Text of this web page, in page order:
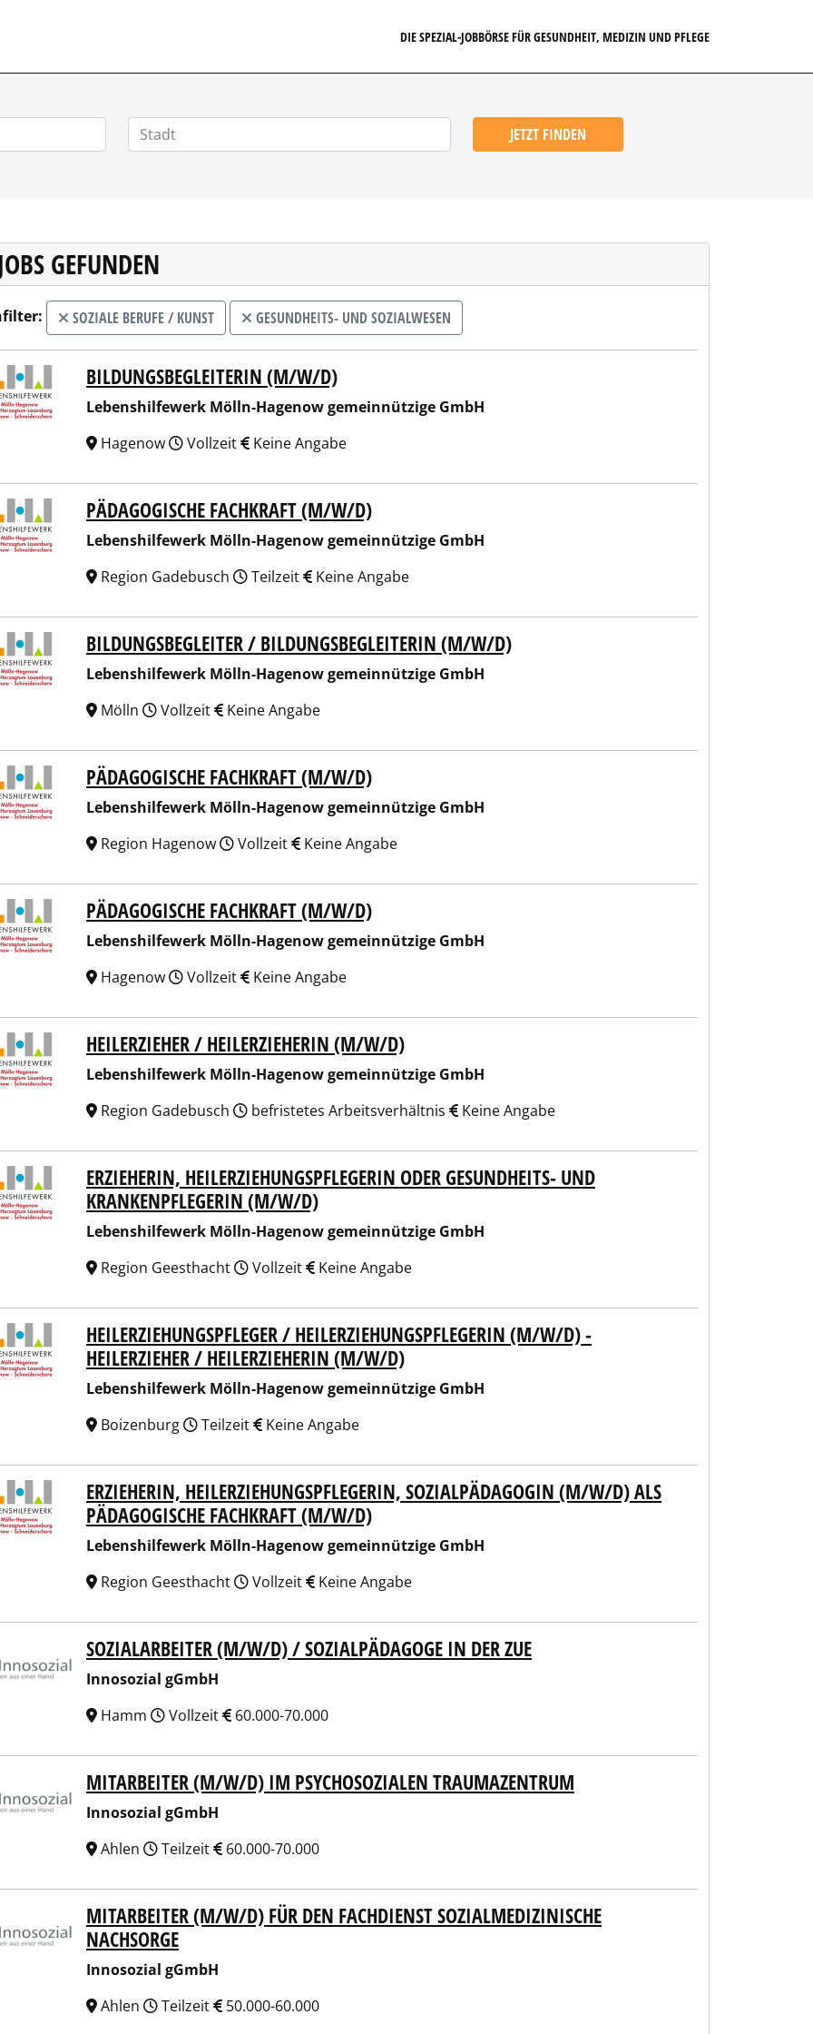
DIE SPEZIAL-JOBBÖRSE FÜR GESUNDHEIT, MEDIZIN UND PFLEGE
JETZT FINDEN
GEFUNDEN
SOZIALE BERUFE / KUNST GESUNDHEITS- UND SOZIALWESEN
Mölln-Hagenow gemeinnützige GmbH
BILDUNGSBEGLEITERIN (M/W/D)
Lebenshilfewerk Mölln-Hagenow gemeinnützige GmbH
Hagenow
Vollzeit Keine Angabe
Mölln-Hagenow gemeinnützige GmbH
PÄDAGOGISCHE FACHKRAFT (M/W/D)
Lebenshilfewerk Mölln-Hagenow gemeinnützige GmbH
Region Gadebusch
Teilzeit Keine Angabe
Mölln-Hagenow gemeinnützige GmbH
BILDUNGSBEGLEITER / BILDUNGSBEGLEITERIN (M/W/D)
Lebenshilfewerk Mölln-Hagenow gemeinnützige GmbH
Mölln
Vollzeit Keine Angabe
Mölln-Hagenow gemeinnützige GmbH
PÄDAGOGISCHE FACHKRAFT (M/W/D)
Lebenshilfewerk Mölln-Hagenow gemeinnützige GmbH
Region Hagenow
Vollzeit Keine Angabe
Mölln-Hagenow gemeinnützige GmbH
PÄDAGOGISCHE FACHKRAFT (M/W/D)
Lebenshilfewerk Mölln-Hagenow gemeinnützige GmbH
Hagenow
Vollzeit Keine Angabe
Mölln-Hagenow gemeinnützige GmbH
HEILERZIEHER / HEILERZIEHERIN (M/W/D)
Lebenshilfewerk Mölln-Hagenow gemeinnützige GmbH
Region Gadebusch
befristetes Arbeitsverhältnis Keine Angabe
Mölln-Hagenow gemeinnützige GmbH
ERZIEHERIN, HEILERZIEHUNGSPFLEGERIN ODER GESUNDHEITS- UND
KRANKENPFLEGERIN (M/W/D)
Lebenshilfewerk Mölln-Hagenow gemeinnützige GmbH
Region Geesthacht
Vollzeit Keine Angabe
Mölln-Hagenow gemeinnützige GmbH
HEILERZIEHUNGSPFLEGER / HEILERZIEHUNGSPFLEGERIN (M/W/D) -
HEILERZIEHER / HEILERZIEHERIN (M/W/D)
Lebenshilfewerk Mölln-Hagenow gemeinnützige GmbH
Boizenburg
Teilzeit Keine Angabe
Mölln-Hagenow gemeinnützige GmbH
ERZIEHERIN, HEILERZIEHUNGSPFLEGERIN, SOZIALPÄDAGOGIN (M/W/D) ALS
PÄDAGOGISCHE FACHKRAFT (M/W/D)
Lebenshilfewerk Mölln-Hagenow gemeinnützige GmbH
Region Geesthacht
Vollzeit Keine Angabe
gGmbHSOZIALARBEITER (M/W/D) / SOZIALPÄDAGOGE IN DER ZUE
Innosozial gGmbH
Hamm
Vollzeit 60.000-70.000
gGmbHMITARBEITER (M/W/D) IM PSYCHOSOZIALEN TRAUMAZENTRUM
Innosozial gGmbH
Ahlen
Teilzeit 60.000-70.000
gGmbHMITARBEITER (M/W/D) FÜR DEN FACHDIENST SOZIALMEDIZINISCHE
NACHSORGE
Innosozial gGmbH
Ahlen
Teilzeit 50.000-60.000